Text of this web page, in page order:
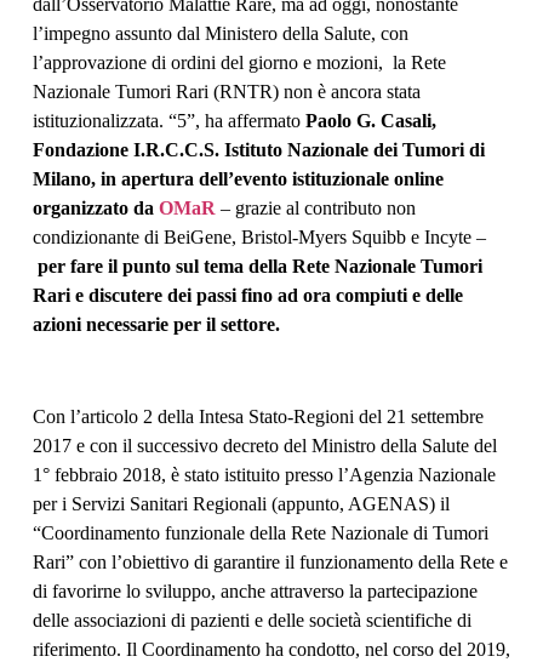
l’impegno assunto dal Ministero della Salute, con
l’approvazione di ordini del giorno e mozioni, la Rete
Nazionale Tumori Rari (RNTR) non è ancora stata
istituzionalizzata. “5”, ha affermato Paolo G. Casali,
Fondazione I.R.C.C.S. Istituto Nazionale dei Tumori di
Milano, in apertura dell’evento istituzionale online
organizzato da OMaR – grazie al contributo non
condizionante di BeiGene, Bristol-Myers Squibb e Incyte –
per fare il punto sul tema della Rete Nazionale Tumori
Rari e discutere dei passi fino ad ora compiuti e delle
azioni necessarie per il settore.
Con l’articolo 2 della Intesa Stato-Regioni del 21 settembre
2017 e con il successivo decreto del Ministro della Salute del
1° febbraio 2018, è stato istituito presso l’Agenzia Nazionale
per i Servizi Sanitari Regionali (appunto, AGENAS) il
“Coordinamento funzionale della Rete Nazionale di Tumori
Rari” con l’obiettivo di garantire il funzionamento della Rete e
di favorirne lo sviluppo, anche attraverso la partecipazione
delle associazioni di pazienti e delle società scientifiche di
riferimento. Il Coordinamento ha condotto, nel corso del 2019,